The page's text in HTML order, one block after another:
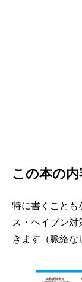
この本の内
特に書くことも
ス・ヘイブン
きます（脈絡な